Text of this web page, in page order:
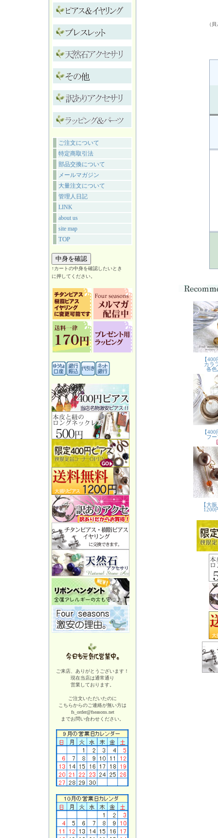
ご注文について
特定商取引法
部品交換について
メールマガジン
大量注文について
管理人日記
LINK
about us
site map
TOP
↑カートの中身を確認したいとき
に押してください。
ご来店、ありがとうございます！
現在当店は通常通り
営業しております。
ご注文いただいたのに
こちらからのご連絡が無い方は
fs_order@fseasons.net
までお問い合わせください。
（